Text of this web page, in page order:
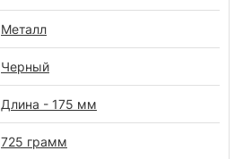
Металл
Черный
Длина - 175 мм
725 грамм